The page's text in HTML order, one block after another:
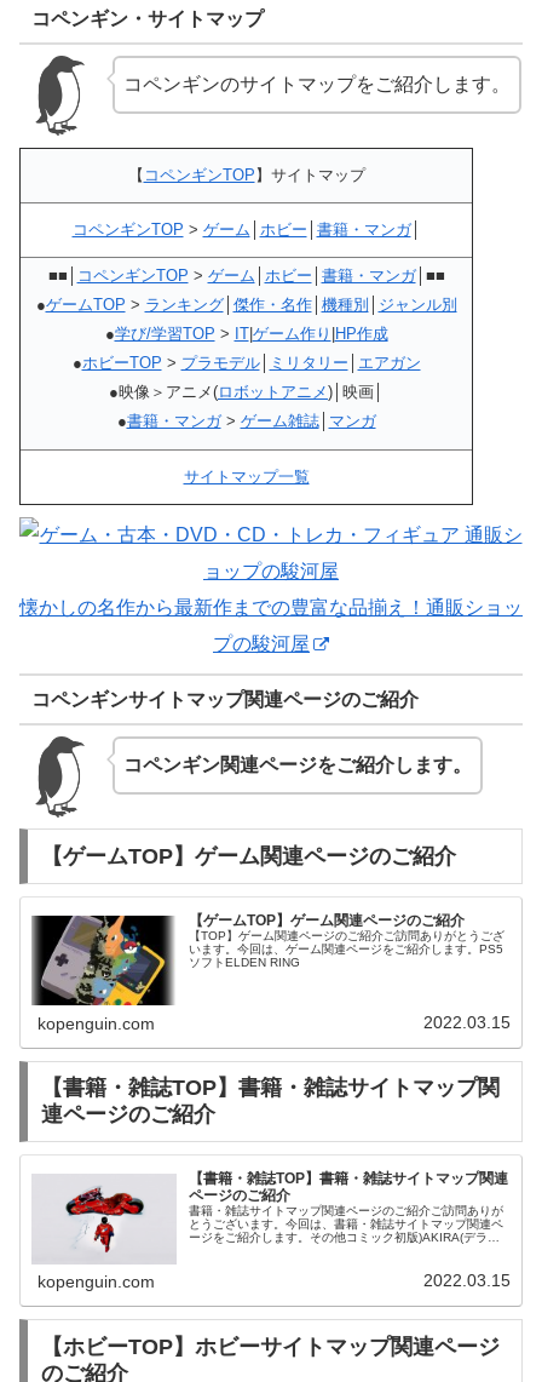
コペンギン・サイトマップ
コペンギンのサイトマップをご紹介します。
【 コペンギンTOP 】サイトマップ
コペンギンTOP > ゲーム ホビー 書籍・マンガ│
■■│ コペンギンTOP > ゲーム ホビー 書籍・マンガ│■■
●ゲームTOP > ランキング│ 傑作・名作│ 機種別
ジャンル別
●学び/学習TOP > IT| ゲーム作り HP作成
●ホビーTOP > プラモデル│ ミリタリー
エアガン
●映像＞アニメ(ロボットアニメ)│映画│
●書籍・マンガ> ゲーム雑誌│ マンガ
サイトマップ一覧
懐かしの名作から最新作までの豊富な品揃え！通販ショッ
プの駿河屋
コペンギンサイトマップ関連ページのご紹介
コペンギン関連ページをご紹介します。
【ゲームTOP】ゲーム関連ページのご紹介
【ゲームTOP】ゲーム関連ページのご紹介
【TOP】ゲーム関連ページのご紹介ご訪問ありがとうござ
います。今回は、ゲーム関連ページをご紹介します。PS5
ソフトELDEN RING
kopenguin.com 2022.03.15
【書籍・雑誌TOP】書籍・雑誌サイトマップ関
連ページのご紹介
【書籍・雑誌TOP】書籍・雑誌サイトマップ関連
ページのご紹介
書籍・雑誌サイトマップ関連ページのご紹介ご訪問ありが
とうございます。今回は、書籍・雑誌サイトマップ関連ペ
ージをご紹介します。その他コミック初版)AKIRA(デラッ
kopenguin.com 2022.03.15
【ホビーTOP】ホビーサイトマップ関連ページ
のご紹介